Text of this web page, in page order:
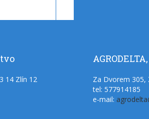
14 Zlín 12
AGRODELTA,
Za Dvorem 305,
tel: 577914185
e-mail: